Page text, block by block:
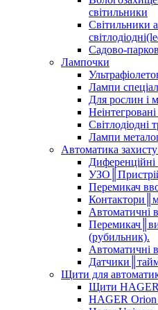
світильники
Світильники
Садово-
Лампочки
Лампи
Для рослин і
Світлодіодні
Лампи
Автоматика
Диференційні
Перемикач
Автоматичні
(рубильник).
Автоматичні
Щити для
Щити HAGER
HAGER Orion